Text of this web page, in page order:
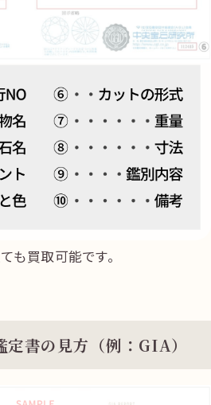
も買取可能です。
書の見方（例：GIA）